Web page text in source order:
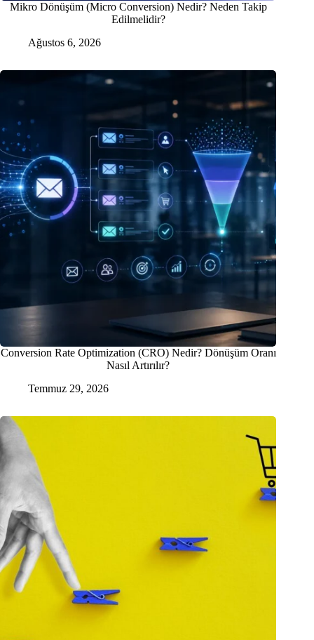
Mikro Dönüşüm (Micro Conversion) Nedir? Neden Takip
Edilmelidir?
Ağustos 6, 2026
Conversion Rate Optimization (CRO) Nedir? Dönüşüm Oranı
Nasıl Artırılır?
Temmuz 29, 2026